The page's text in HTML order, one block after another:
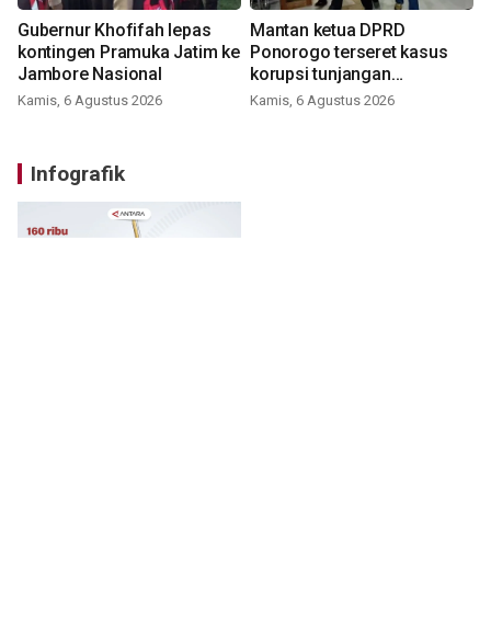
Gubernur Khofifah lepas
kontingen Pramuka Jatim ke
Jambore Nasional
Kamis, 6 Agustus 2026
Mantan ketua DPRD
Ponorogo terseret kasus
korupsi tunjangan
perumahan
Kamis, 6 Agustus 2026
Infografik